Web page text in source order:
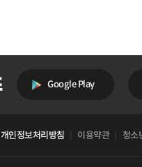
Google Play
개인정보처리방침 이용약관 청소